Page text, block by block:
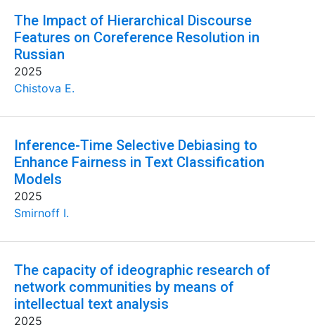
The Impact of Hierarchical Discourse
Features on Coreference Resolution in
Russian
2025
Chistova E.
Inference-Time Selective Debiasing to
Enhance Fairness in Text Classification
Models
2025
Smirnoff I.
The capacity of ideographic research of
network communities by means of
intellectual text analysis
2025